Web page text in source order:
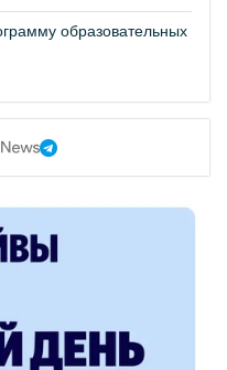
образовательных